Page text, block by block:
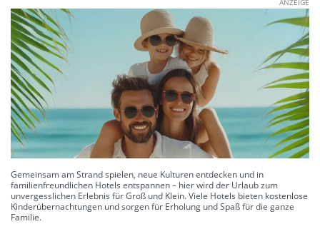
ANZEIGE
Gemeinsam am Strand spielen, neue Kulturen entdecken und in
familienfreundlichen Hotels entspannen – hier wird der Urlaub zum
unvergesslichen Erlebnis für Groß und Klein. Viele Hotels bieten kostenlose
Kinderübernachtungen und sorgen für Erholung und Spaß für die ganze
Familie.